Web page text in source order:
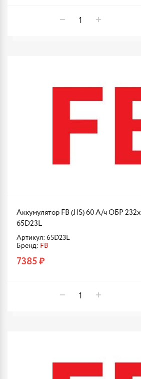
Аккумулятор FB (JIS) 60 А/ч ОБР
65D23L
Артикул: 65D23L
Бренд: FB
7385 ₽